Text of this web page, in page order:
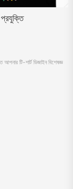
প্রযুক্তি
টি-শার্ট ডিজাইন বিশেষজ্ঞ